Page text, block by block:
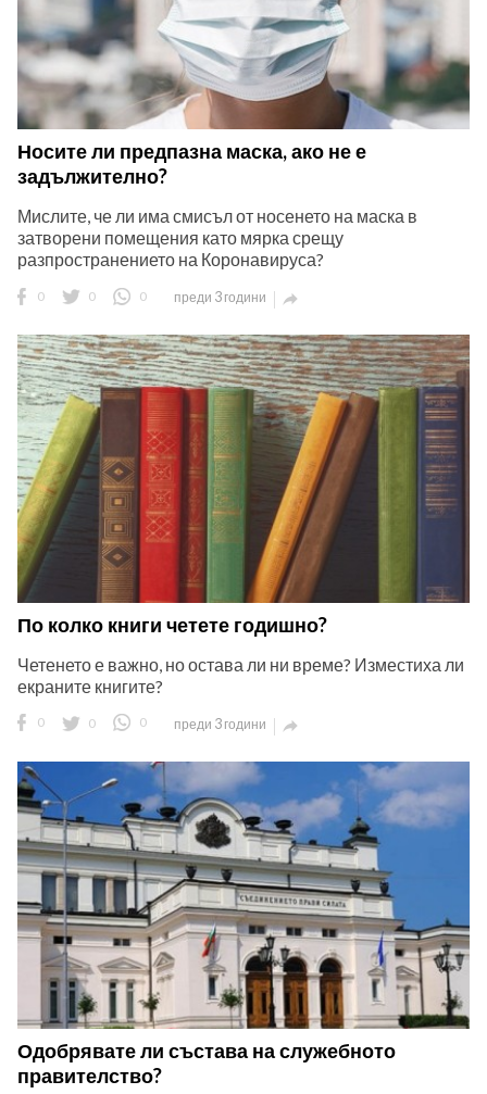
Носите ли предпазна маска, ако не е
задължително?
Мислите, че ли има смисъл от носенето на маска в
затворени помещения като мярка срещу
разпространението на Коронавируса?
0 0 0 преди 3 години 
По колко книги четете годишно?
Четенето е важно, но остава ли ни време? Изместиха ли
екраните книгите?
0 0 0 преди 3 години 
Одобрявате ли състава на служебното
правителство?